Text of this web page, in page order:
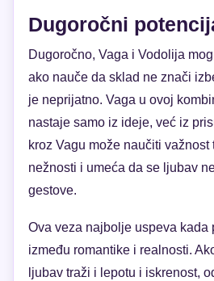
Dugoročni
Dugoročno, Vaga i Vodolija
ako nauče da sklad ne znači
je neprijatno. Vaga u ovoj
nastaje samo iz ideje, već iz
kroz Vagu može naučiti važnost
nežnosti i umeća da se ljubav
gestove.
Ova veza najbolje uspeva kada
između romantike i realnosti.
ljubav traži i lepotu i iskrenost,